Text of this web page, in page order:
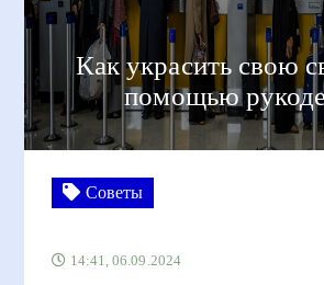
Как украсить свою
помощью
Советы
14:41, 06.09.2024